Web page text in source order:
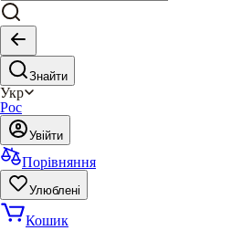
Знайти
Укр
Рос
Увійти
Порівняння
Улюблені
Кошик